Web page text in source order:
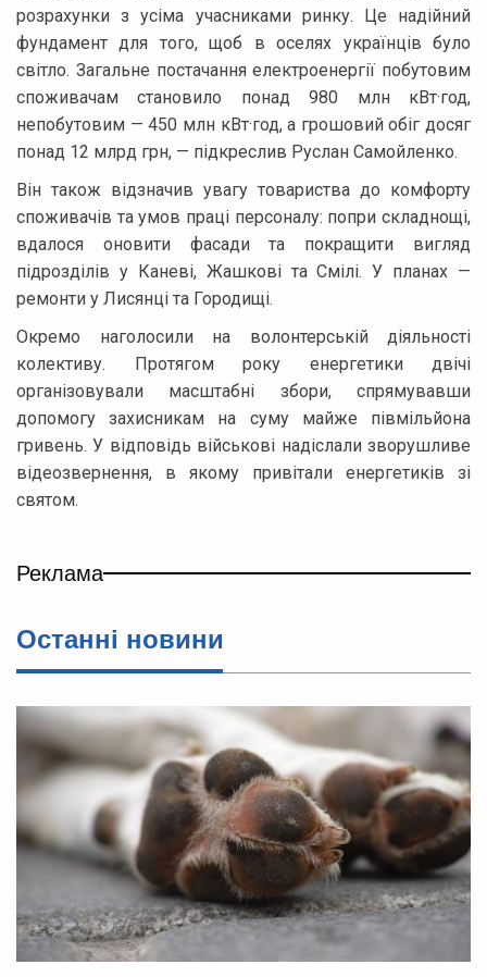
розрахунки з усіма учасниками ринку. Це надійний
фундамент для того, щоб в оселях українців було
світло. Загальне постачання електроенергії побутовим
споживачам становило понад 980 млн кВт·год,
непобутовим — 450 млн кВт·год, а грошовий обіг досяг
понад 12 млрд грн, — підкреслив Руслан Самойленко.
Він також відзначив увагу товариства до комфорту
споживачів та умов праці персоналу: попри складнощі,
вдалося оновити фасади та покращити вигляд
підрозділів у Каневі, Жашкові та Смілі. У планах —
ремонти у Лисянці та Городищі.
Окремо наголосили на волонтерській діяльності
колективу. Протягом року енергетики двічі
організовували масштабні збори, спрямувавши
допомогу захисникам на суму майже півмільйона
гривень. У відповідь військові надіслали зворушливе
відеозвернення, в якому привітали енергетиків зі
святом.
Реклама
Останні новини